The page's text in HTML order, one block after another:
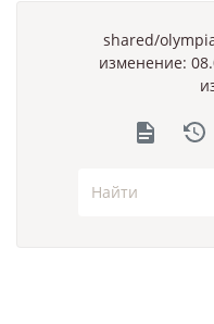
shared/
изменение: